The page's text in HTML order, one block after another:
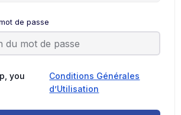
de passe
you
Conditions Générales
d’Utilisation